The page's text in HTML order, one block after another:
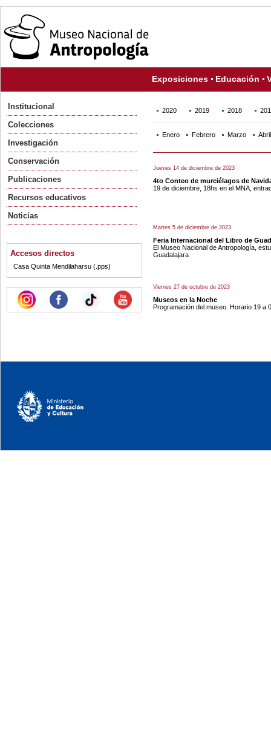
Exposiciones Educación
Institucional
Colecciones
Investigación
Conservación
Publicaciones
Recursos educativos
Noticias
Accesos directos
Casa Quinta Mendilaharsu (.pps)
2020 2019 2018
Enero Febrero Marzo Abril
Jueves 14 de diciembre de 2023
4to Conteo de murciélagos de
19 de diciembre, 18hs en el MNA,
Martes 5 de diciembre de 2023
Feria Internacional del Libro de
El Museo Nacional de Antropología,
Guadalajara
Viernes 27 de octubre de 2023
Museos en la Noche
Programación del museo. Horario 19 a